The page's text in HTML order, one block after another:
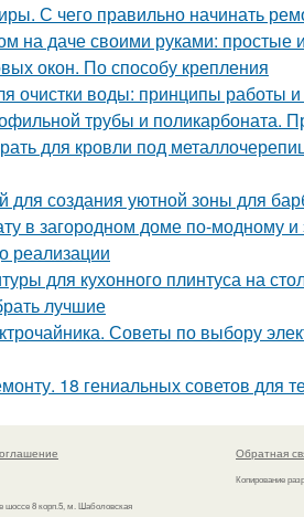
С чего правильно начинать
на даче своими руками: простые
окон. По способу крепления
очистки воды: принципы работы
трубы и поликарбоната.
для кровли под
для создания уютной зоны для
в загородном доме по-модному
реализации
для кухонного плинтуса на
лучшие
Советы по выбору
18 гениальных советов для
8 корп.5, м. Шаболовская
Обратная
Копирование